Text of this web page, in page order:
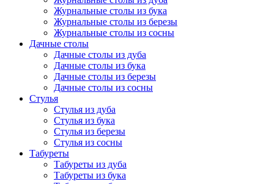
Журнальные столы из бука
Журнальные столы из березы
Журнальные столы из сосны
Дачные столы
Дачные столы из дуба
Дачные столы из бука
Дачные столы из березы
Дачные столы из сосны
Стулья
Стулья из дуба
Стулья из бука
Стулья из березы
Стулья из сосны
Табуреты
Табуреты из дуба
Табуреты из бука